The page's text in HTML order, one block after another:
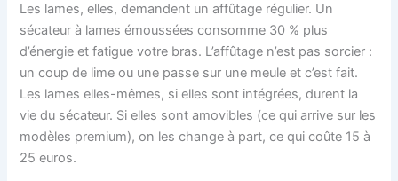
Les lames, elles, demandent un affûtage régulier. Un
sécateur à lames émoussées consomme 30 % plus
d’énergie et fatigue votre bras. L’affûtage n’est pas sorcier :
un coup de lime ou une passe sur une meule et c’est fait.
Les lames elles-mêmes, si elles sont intégrées, durent la
vie du sécateur. Si elles sont amovibles (ce qui arrive sur les
modèles premium), on les change à part, ce qui coûte 15 à
25 euros.